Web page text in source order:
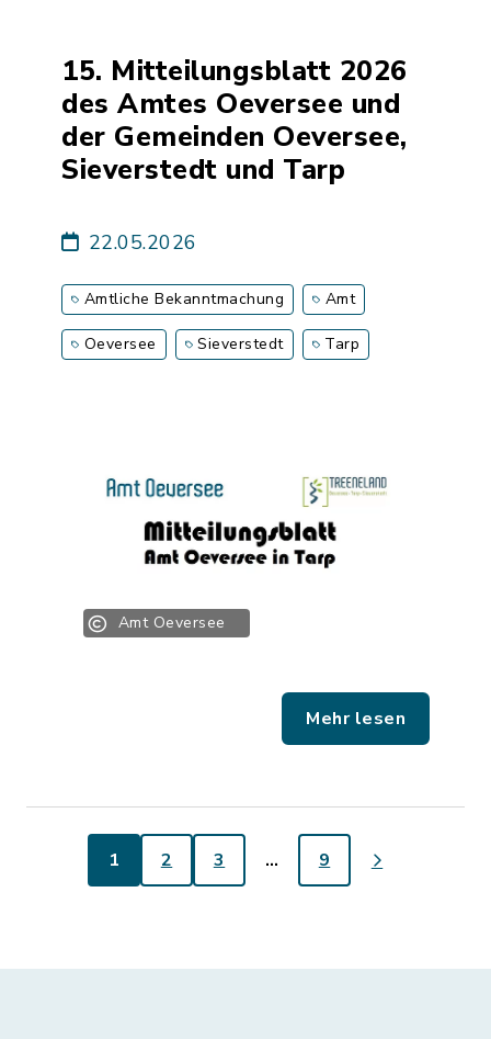
15. Mitteilungsblatt 2026
des Amtes Oeversee und
der Gemeinden Oeversee,
Sieverstedt und Tarp
22.05.2026
Amtliche Bekanntmachung Amt
Oeversee Sieverstedt Tarp
Amt Oeversee
Mehr lesen
1 2 3 … 9